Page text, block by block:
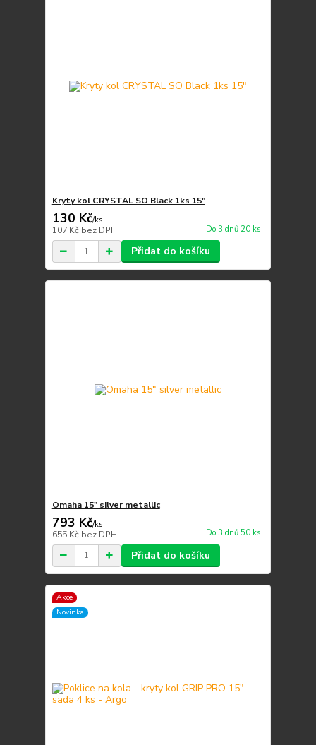
Kryty kol CRYSTAL SO Black 1ks 15"
130 Kč/ks
107 Kč bez DPH Do 3 dnů 20 ks
Přidat do košíku
Omaha 15" silver metallic
793 Kč/ks
655 Kč bez DPH Do 3 dnů 50 ks
Přidat do košíku
Akce
Novinka